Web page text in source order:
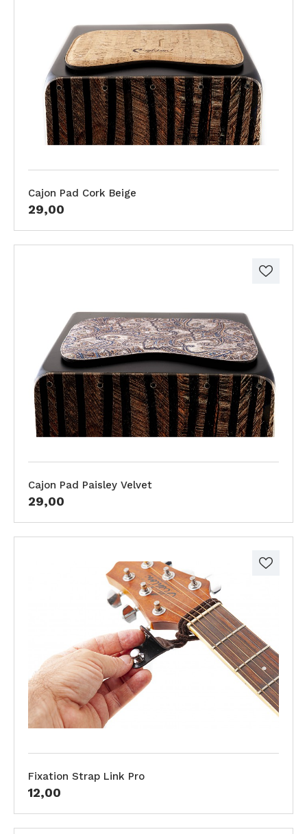
Cajon Pad Cork Beige
29,00
Cajon Pad Paisley Velvet
29,00
Fixation Strap Link Pro
12,00